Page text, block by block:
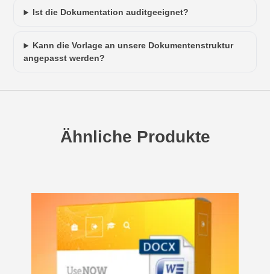
Ist die Dokumentation auditgeeignet?
Kann die Vorlage an unsere Dokumentenstruktur
angepasst werden?
Ähnliche Produkte